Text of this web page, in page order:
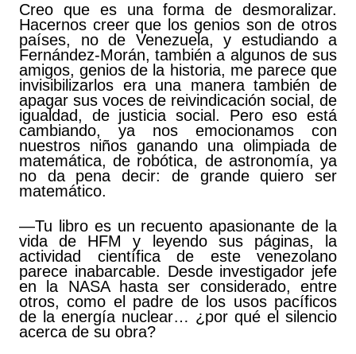
Creo que es una forma de desmoralizar.
Hacernos creer que los genios son de otros
países, no de Venezuela, y estudiando a
Fernández-Morán, también a algunos de sus
amigos, genios de la historia, me parece que
invisibilizarlos era una manera también de
apagar sus voces de reivindicación social, de
igualdad, de justicia social. Pero eso está
cambiando, ya nos emocionamos con
nuestros niños ganando una olimpiada de
matemática, de robótica, de astronomía, ya
no da pena decir: de grande quiero ser
matemático.
—Tu libro es un recuento apasionante de la
vida de HFM y leyendo sus páginas, la
actividad científica de este venezolano
parece inabarcable. Desde investigador jefe
en la NASA hasta ser considerado, entre
otros, como el padre de los usos pacíficos
de la energía nuclear… ¿por qué el silencio
acerca de su obra?